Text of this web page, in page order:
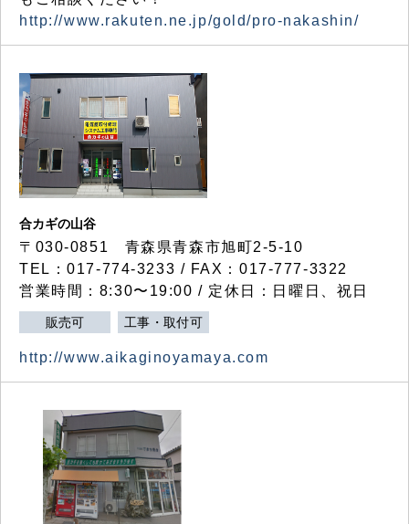
http://www.rakuten.ne.jp/gold/pro-nakashin/
合カギの山谷
〒030-0851 青森県青森市旭町2-5-10
TEL：017-774-3233 / FAX：017-777-3322
営業時間：8:30〜19:00 / 定休日：日曜日、祝日
販売可 工事・取付可
http://www.aikaginoyamaya.com